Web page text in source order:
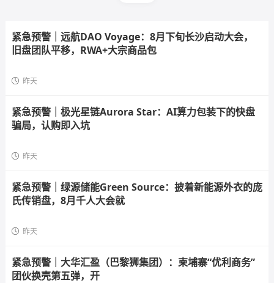
紧急预警｜远航DAO Voyage：8月下旬长沙启动大会，
旧盘团队平移，RWA+大宗商品包
昨天
紧急预警｜极光星链Aurora Star：AI算力包装下的快盘
骗局，认购即入坑
昨天
紧急预警｜绿源储能Green Source：披着新能源外衣的庞
氏传销盘，8月千人大会就
昨天
紧急预警｜大华汇盈（巴黎狮集团）：柬埔寨“优利商务”
团伙换壳第五弹，开